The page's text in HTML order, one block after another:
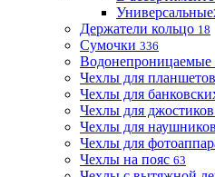
Универсальные
Держатели кольцо 18
Сумочки 336
Водонепроницаемые
Чехлы для
Чехлы для
Чехлы для джостиков
Чехлы для наушников
Чехлы для
Чехлы на пояс 63